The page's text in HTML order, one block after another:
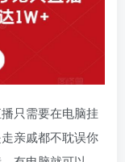
只需要在电脑挂
亲戚都不耽误你